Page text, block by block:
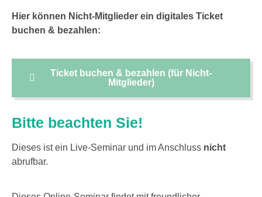
Hier können Nicht-Mitglieder ein digitales Ticket
buchen & bezahlen:
Ticket buchen & bezahlen (für Nicht-
Mitglieder)
Bitte beachten Sie!
Dieses ist ein Live-Seminar und im Anschluss nicht
abrufbar.